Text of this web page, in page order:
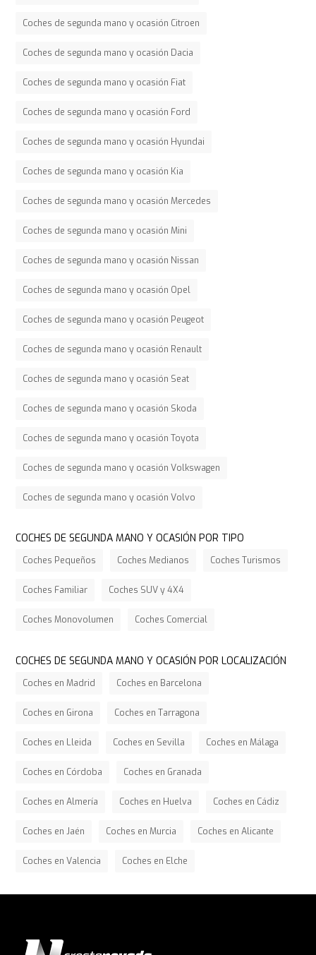
Coches de segunda mano y ocasión Citroen
Coches de segunda mano y ocasión Dacia
Coches de segunda mano y ocasión Fiat
Coches de segunda mano y ocasión Ford
Coches de segunda mano y ocasión Hyundai
Coches de segunda mano y ocasión Kia
Coches de segunda mano y ocasión Mercedes
Coches de segunda mano y ocasión Mini
Coches de segunda mano y ocasión Nissan
Coches de segunda mano y ocasión Opel
Coches de segunda mano y ocasión Peugeot
Coches de segunda mano y ocasión Renault
Coches de segunda mano y ocasión Seat
Coches de segunda mano y ocasión Skoda
Coches de segunda mano y ocasión Toyota
Coches de segunda mano y ocasión Volkswagen
Coches de segunda mano y ocasión Volvo
COCHES DE SEGUNDA MANO Y OCASIÓN POR TIPO
Coches Pequeños Coches Medianos Coches Turismos
Coches Familiar Coches SUV y 4X4
Coches Monovolumen Coches Comercial
COCHES DE SEGUNDA MANO Y OCASIÓN POR LOCALIZACIÓN
Coches en Madrid Coches en Barcelona
Coches en Girona Coches en Tarragona
Coches en Lleida Coches en Sevilla Coches en Málaga
Coches en Córdoba Coches en Granada
Coches en Almería Coches en Huelva Coches en Cádiz
Coches en Jaén Coches en Murcia Coches en Alicante
Coches en Valencia Coches en Elche